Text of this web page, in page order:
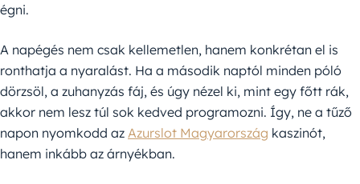
égni.
A napégés nem csak kellemetlen, hanem konkrétan el is
ronthatja a nyaralást. Ha a második naptól minden póló
dörzsöl, a zuhanyzás fáj, és úgy nézel ki, mint egy főtt rák,
akkor nem lesz túl sok kedved programozni. Így, ne a tűző
napon nyomkodd az Azurslot Magyarország kaszinót,
hanem inkább az árnyékban.